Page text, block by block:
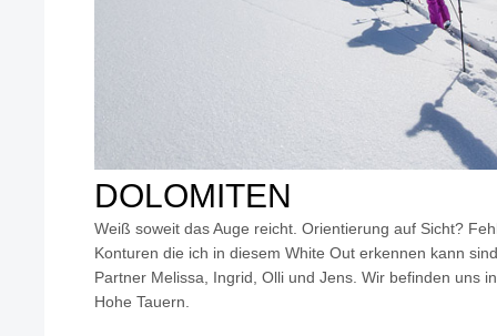
DOLOMITEN
Weiß soweit das Auge reicht. Orientierung auf Sicht?
Konturen die ich in diesem White Out erkennen kann
Partner Melissa, Ingrid, Olli und Jens. Wir befinden uns
Hohe Tauern.